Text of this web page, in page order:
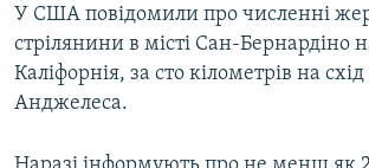
УКРАЇНА
СВІТ
СХЕМИ
КИТАЙ.ВИКЛИКИ
МУЛЬТИМЕДІА
У США повідомили про численні
стрілянини в місті Сан-Бернардіно
Каліфорнія, за сто кілометрів на
Анджелеса.